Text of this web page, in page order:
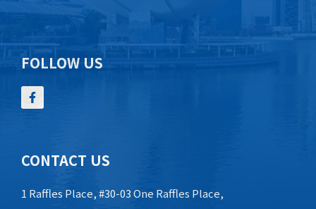
FOLLOW US
CONTACT US
1 Raffles Place, #30-03 One Raffles Place,